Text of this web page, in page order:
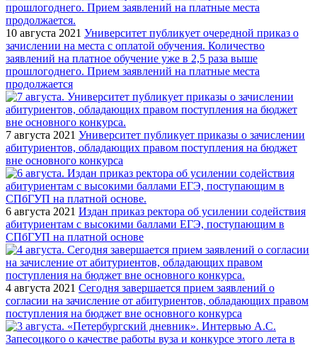
10 августа 2021 Университет публикует очередной приказ о
зачислении на места с оплатой обучения. Количество
заявлений на платное обучение уже в 2,5 раза выше
прошлогоднего. Прием заявлений на платные места
продолжается
7 августа 2021 Университет публикует приказы о зачислении
абитуриентов, обладающих правом поступления на бюджет
вне основного конкурса
6 августа 2021 Издан приказ ректора об усилении содействия
абитуриентам с высокими баллами ЕГЭ, поступающим в
СПбГУП на платной основе
4 августа 2021 Сегодня завершается прием заявлений о
согласии на зачисление от абитуриентов, обладающих правом
поступления на бюджет вне основного конкурса